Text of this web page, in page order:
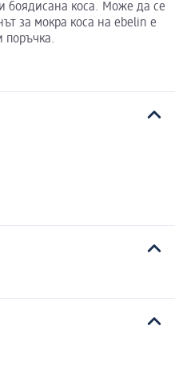
боядисана коса. Може да се
за мокра коса на ebelin е
поръчка.